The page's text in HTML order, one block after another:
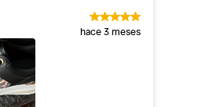
hace 3 meses